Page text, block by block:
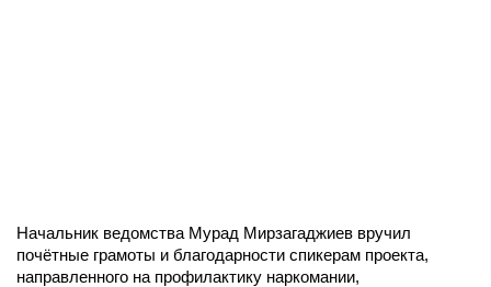
Начальник ведомства Мурад Мирзагаджиев вручил
почётные грамоты и благодарности спикерам проекта,
направленного на профилактику наркомании,